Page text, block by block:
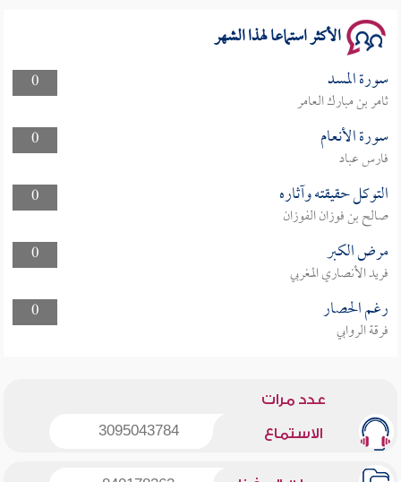
الأكثر استماعا لهذا الشهر
0 سورة المسد
ثامر بن مبارك العامر
0
سورة الأنعام
فارس عباد
0
التوكل حقيقته وآثاره
صالح بن فوزان الفوزان
0
مرض الكبر
فريد الأنصاري المغربي
0
رغم الحصار
فرقة الروابي
عدد مرات
الاستماع 3095043784